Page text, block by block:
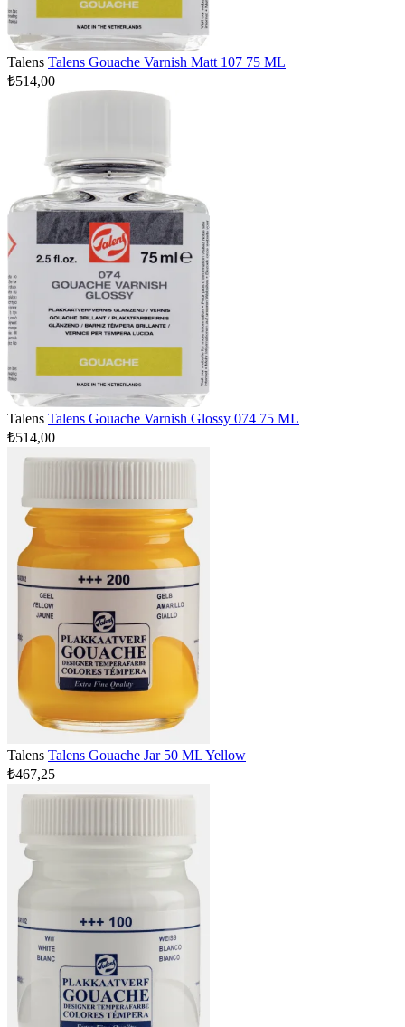
Talens Talens Gouache Varnish Matt 107 75 ML
₺514,00
Talens Talens Gouache Varnish Glossy 074 75 ML
₺514,00
Talens Talens Gouache Jar 50 ML Yellow
₺467,25